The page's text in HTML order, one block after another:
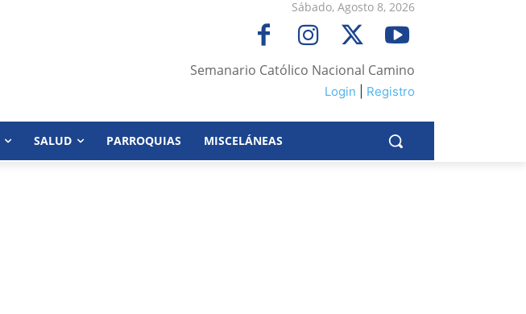
Sábado, Agosto 8, 2026
Semanario Católico Nacional Camino
Login Registro
SALUD PARROQUIAS MISCELÁNEAS